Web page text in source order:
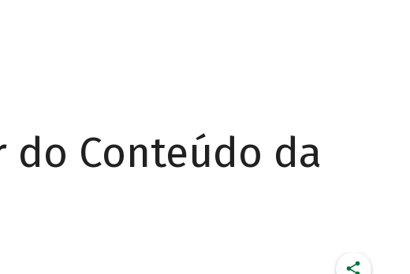
do Conteúdo da